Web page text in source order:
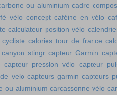
ou aluminium cadre
vélo concept caféine en vélo
calculateur position vélo
calories tour de france
canyon stingr capteur Garmin
capteur pression vélo
capteur
velo capteurs garmin capteurs
ou aluminium carcassonne vélo